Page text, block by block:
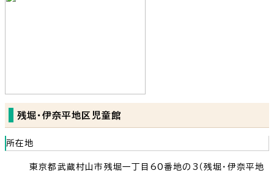
残堀・伊奈平地区児童館
所在地
東京都武蔵村山市残堀一丁目60番地の3（残堀・伊奈平地